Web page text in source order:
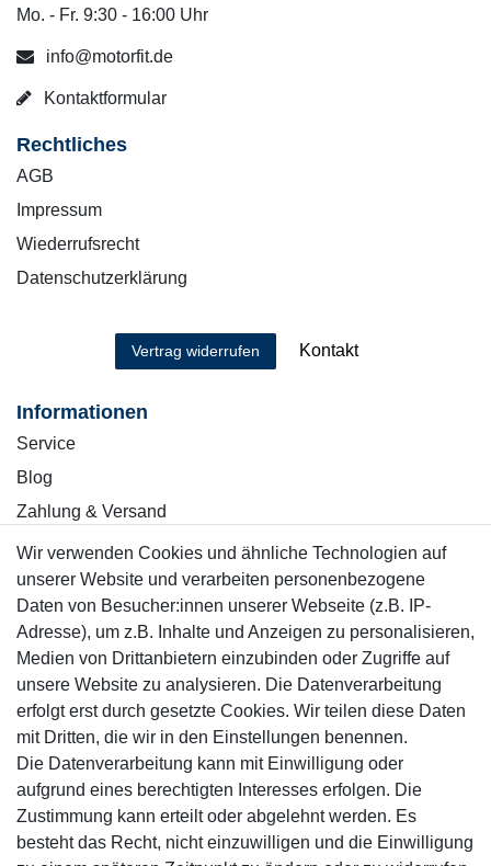
Mo. - Fr. 9:30 - 16:00 Uhr
info@motorfit.de
Kontaktformular
Rechtliches
AGB
Impressum
Wiederrufsrecht
Datenschutzerklärung
Vertrag widerrufen Kontakt
Informationen
Service
Blog
Zahlung & Versand
Sicher einkaufen
Mitglied
Motor-Fit
© Copyright 2026 | Alle Rechte vorbehalten.
Wir verwenden Cookies und ähnliche Technologien auf
unserer Website und verarbeiten personenbezogene
Daten von Besucher:innen unserer Webseite (z.B. IP-
Adresse), um z.B. Inhalte und Anzeigen zu personalisieren,
Medien von Drittanbietern einzubinden oder Zugriffe auf
unsere Website zu analysieren. Die Datenverarbeitung
erfolgt erst durch gesetzte Cookies. Wir teilen diese Daten
mit Dritten, die wir in den Einstellungen benennen.
Die Datenverarbeitung kann mit Einwilligung oder
aufgrund eines berechtigten Interesses erfolgen. Die
Zustimmung kann erteilt oder abgelehnt werden. Es
besteht das Recht, nicht einzuwilligen und die Einwilligung